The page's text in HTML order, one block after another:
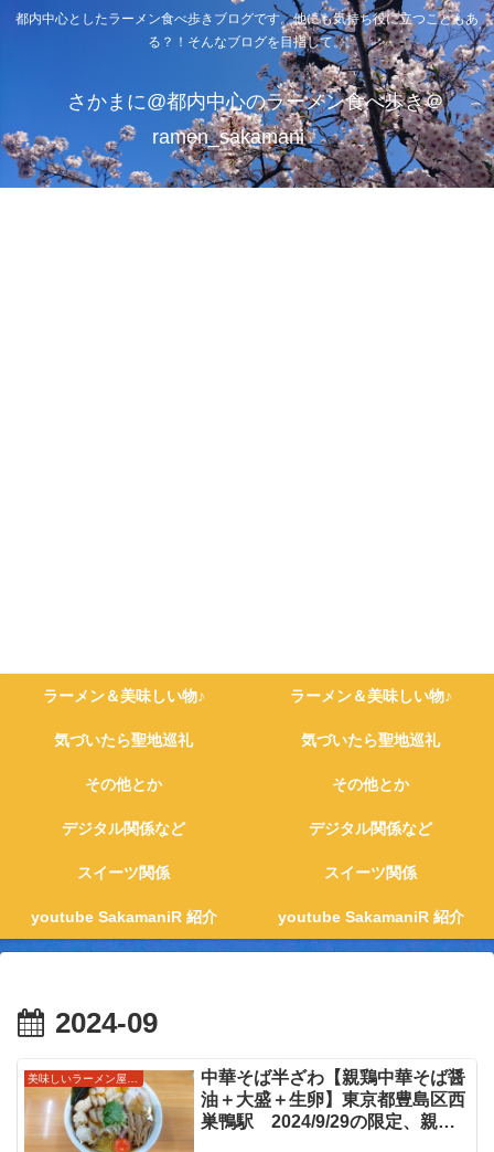
都内中心としたラーメン食べ歩きブログです。他にも気持ち役に立つこともあ
る？！そんなブログを目指して。
さかまに@都内中心のラーメン食べ歩き＠
ramen_sakamani
ラーメン＆美味しい物♪ ラーメン＆美味しい物♪
気づいたら聖地巡礼 気づいたら聖地巡礼
その他とか その他とか
デジタル関係など デジタル関係など
スイーツ関係 スイーツ関係
youtube SakamaniR 紹介 youtube SakamaniR 紹介
2024-09
中華そば半ざわ【親鶏中華そば醤
油＋大盛＋生卵】東京都豊島区西
巣鴨駅 2024/9/29の限定、親鶏